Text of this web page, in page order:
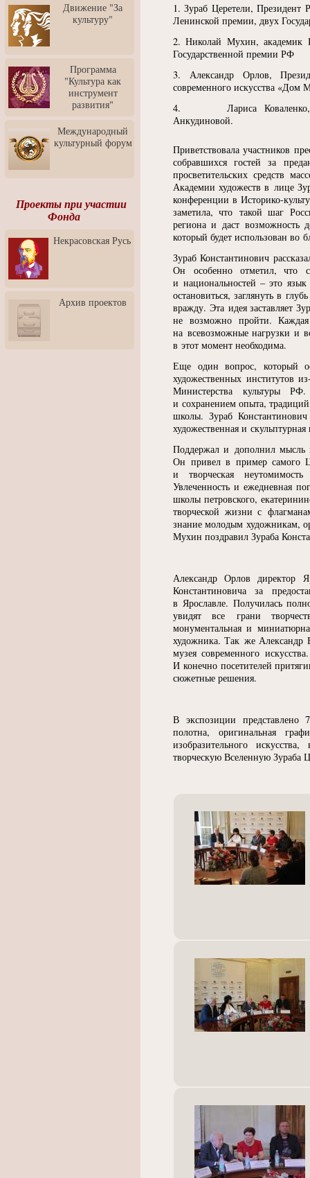
Моноспектакль
"Вертинский. Исповедь
Барона"
"Притяжение" в центре
ЛЕКСУС - ЯРОСЛАВЛЬ
Презентация выставки
Зураба Церетели
Пресс-конференция к
открытию выставки Зураба
Церетели
Фестиваль уличной
Отчётный концерт детского
театра танца "Задоринка"
Профессионалов - Эпизод
3: Обусловленности
человека и их влияние на
карьеру
скульптором Дмитрием
Тугариновым
АртБульвар в День города
Движение "За
культуру"
Программа
"Культура как
инструмент
развития"
Международный
культурный форум
Проекты при участии
Фонда
Некрасовская Русь
Архив проектов
1. Зураб Церетели, Президент
Ленинской премии, двух
2. Николай Мухин, академик
Государственной премии РФ
3. Александр Орлов,
современного искусства «Дом
4. Лариса Коваленко,
Анкудиновой.
Приветствовала участников
собравшихся гостей за
просветительских средств
Академии художеств в лице
конференции в Историко-
заметила, что такой шаг
региона и даст возможность
который будет использован во
Зураб Константинович
Он особенно отметил, что
и национальностей – это
остановиться, заглянуть в
вражду. Эта идея заставляет
не возможно пройти. Каждая
на всевозможные нагрузки и
в этот момент необходима.
Еще один вопрос, который
художественных институтов
Министерства культуры
и сохранением опыта,
школы. Зураб
художественная и
Поддержал и дополнил мысль
Он привел в пример самого
и творческая
Увлеченность и ежедневная
школы петровского,
творческой жизни с
знание молодым художникам,
Мухин поздравил Зураба
Александр Орлов директор
Константиновича за
в Ярославле. Получилась
увидят все грани
монументальная и
художника. Так же Александр
музея современного
И конечно посетителей
сюжетные решения.
В экспозиции представлено
полотна, оригинальная
изобразительного
творческую Вселенную Зураба